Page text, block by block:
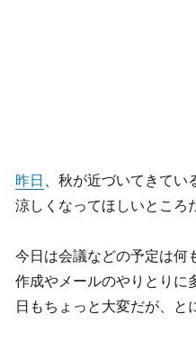
昨日 、秋が近づいてきてい
涼しくなってほしいところ
今日は会議などの予定は何
作成やメールのやりとりに
日もちょっと大変だが、と